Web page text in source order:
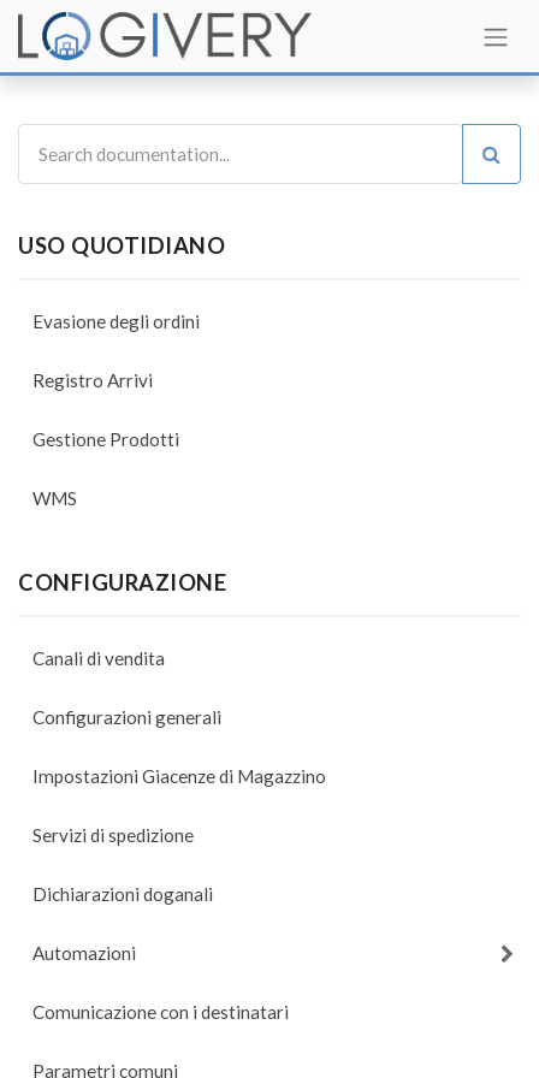
USO QUOTIDIANO
Evasione degli ordini
Registro Arrivi
Gestione Prodotti
WMS
CONFIGURAZIONE
Canali di vendita
Configurazioni generali
Impostazioni Giacenze di Magazzino
Servizi di spedizione
Dichiarazioni doganali
Automazioni
Comunicazione con i destinatari
Parametri comuni